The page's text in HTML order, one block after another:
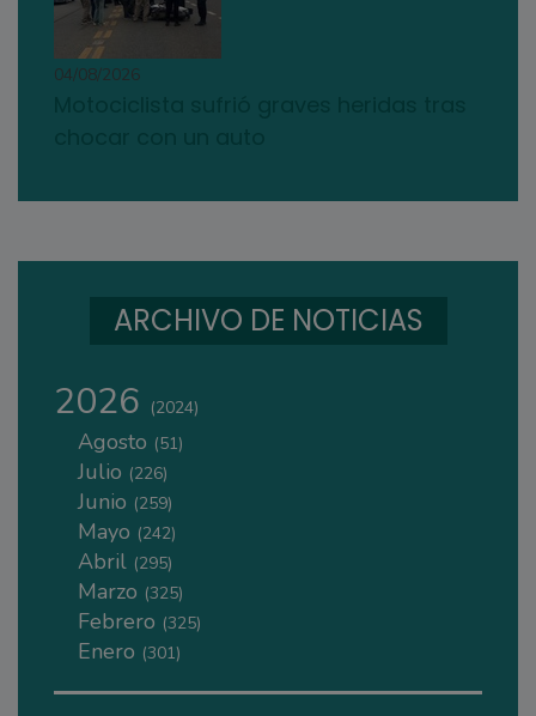
04/08/2026
ARCHIVO DE NOTICIAS
2026 (2024)
Agosto (51)
Julio (226)
Junio (259)
Mayo (242)
Abril (295)
Marzo (325)
Febrero (325)
Enero (301)